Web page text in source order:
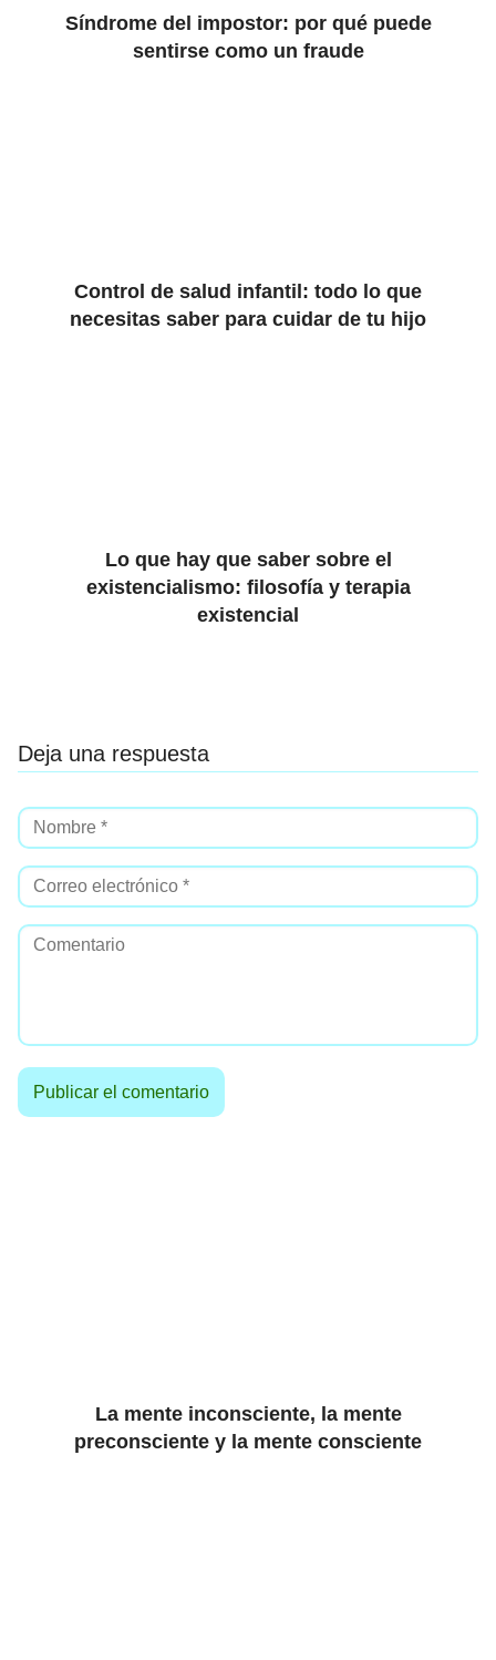
Síndrome del impostor: por qué puede
sentirse como un fraude
Control de salud infantil: todo lo que
necesitas saber para cuidar de tu hijo
Lo que hay que saber sobre el
existencialismo: filosofía y terapia
existencial
Deja una respuesta
La mente inconsciente, la mente
preconsciente y la mente consciente